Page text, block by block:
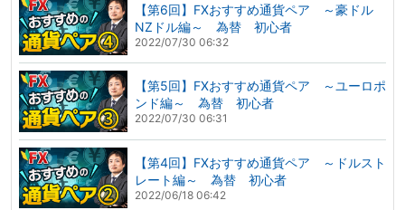
【第6回】FXおすすめ通貨ペア ～豪ドル
NZドル編～ 為替 初心者
2022/07/30 06:32
【第5回】FXおすすめ通貨ペア ～ユーロポ
ンド編～ 為替 初心者
2022/07/30 06:31
【第4回】FXおすすめ通貨ペア ～ドルスト
レート編～ 為替 初心者
2022/06/18 06:42